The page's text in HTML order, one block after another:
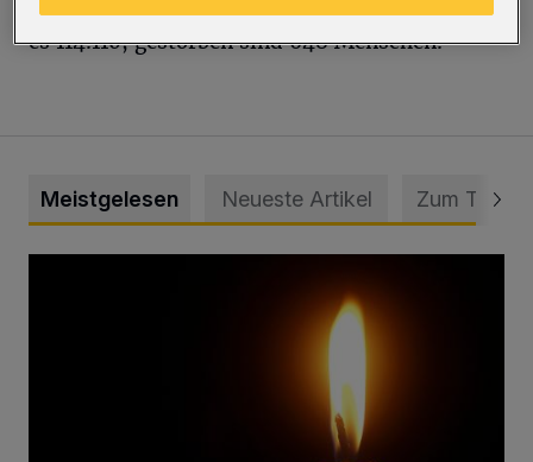
es 114.110, gestorben sind 648 Menschen.
Meistgelesen Neueste Artikel Zum Thema